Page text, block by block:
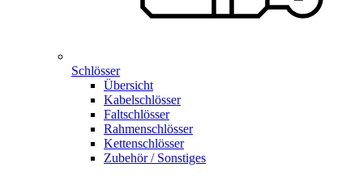
Schlösser
Übersicht
Kabelschlösser
Faltschlösser
Rahmenschlösser
Kettenschlösser
Zubehör / Sonstiges